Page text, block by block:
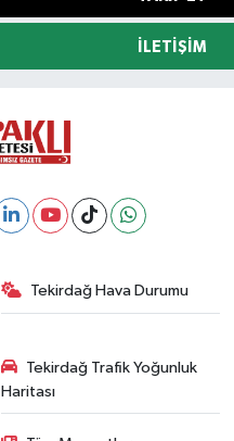
İLETIŞIM
Tekirdağ Hava Durumu
Tekirdağ Trafik Yoğunluk
Haritası